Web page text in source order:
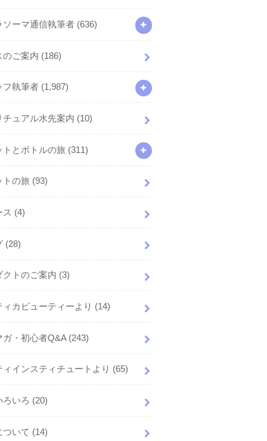
ソーマ通信執筆者 (636)
のご案内 (186)
フ執筆者 (1,987)
チュアル水先案内 (10)
トとボトルの旅 (311)
トの旅 (93)
ス (4)
(28)
クトのご案内 (3)
ィカビューティーより (14)
ガ・初心者Q&A (243)
ィインスティチュートより (65)
ろいろ (20)
ついて (14)